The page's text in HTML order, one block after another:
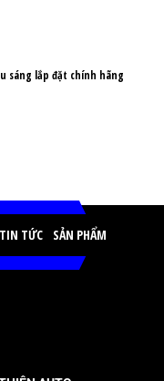
sáng lắp đặt chính hãng
TIN TỨC SẢN PHẨM